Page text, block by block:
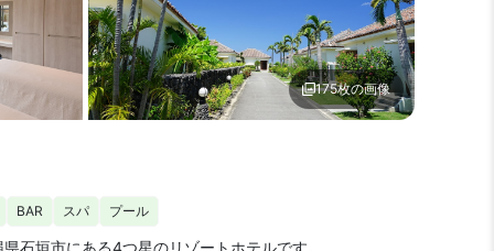
175枚の画像
BAR スパ プール
石垣市にある4つ星のリゾートホテルです。